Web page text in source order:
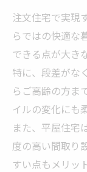
平屋デ
理
注
平
住
平
機能性
注文住宅で実現
らではの快適な
できる点が大き
特に、段差がな
らご高齢の方ま
イルの変化にも
また、平屋住宅
度の高い間取り
すい点もメリッ